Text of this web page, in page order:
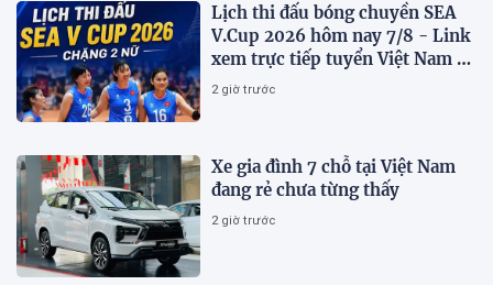
Lịch thi đấu bóng chuyền SEA
V.Cup 2026 hôm nay 7/8 - Link
xem trực tiếp tuyển Việt Nam vs
Indonesia
2 giờ trước
Xe gia đình 7 chỗ tại Việt Nam
đang rẻ chưa từng thấy
2 giờ trước